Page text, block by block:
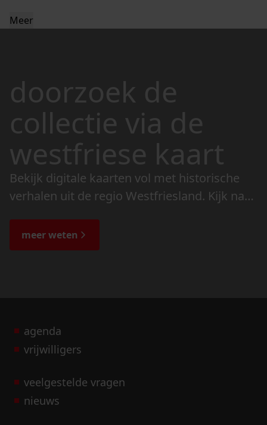
Meer
doorzoek de
collectie via de
westfriese kaart
Bekijk digitale kaarten vol met historische
verhalen uit de regio Westfriesland. Kijk naar
de bijzondere verhalen.
meer weten
agenda
vrijwilligers
veelgestelde vragen
nieuws